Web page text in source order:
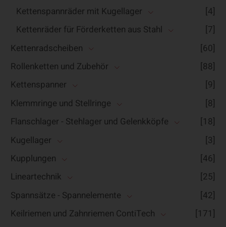
Kettenspannräder mit Kugellager
[4]
Kettenräder für Förderketten aus Stahl
[7]
Kettenradscheiben
[60]
Rollenketten und Zubehör
[88]
Kettenspanner
[9]
Klemmringe und Stellringe
[8]
Flanschlager - Stehlager und Gelenkköpfe
[18]
Kugellager
[3]
Kupplungen
[46]
Lineartechnik
[25]
Spannsätze - Spannelemente
[42]
Keilriemen und Zahnriemen ContiTech
[171]